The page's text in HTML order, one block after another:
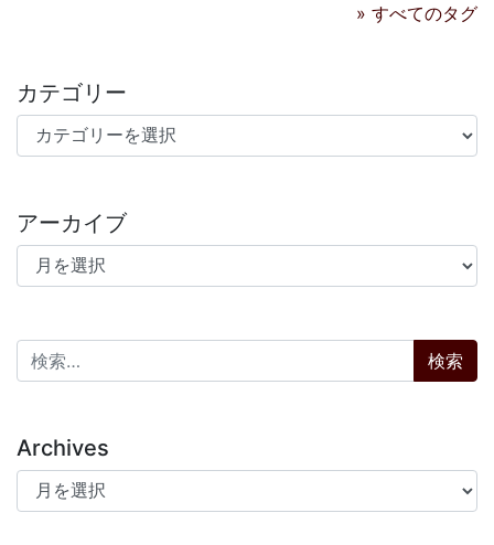
» すべてのタグ
カテゴリー
カテゴリー
アーカイブ
アーカイブ
検索:
Archives
Archives